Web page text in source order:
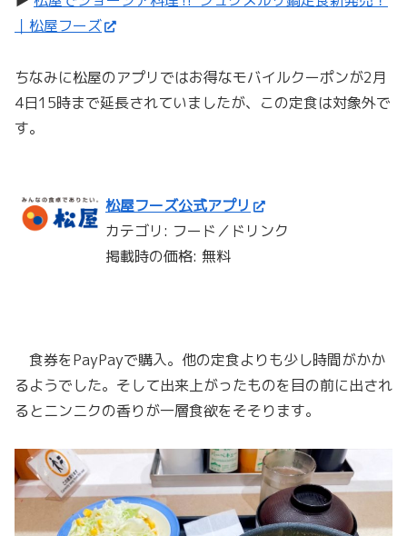
｜松屋フーズ
ちなみに松屋のアプリではお得なモバイルクーポンが2月
4日15時まで延長されていましたが、この定食は対象外で
す。
松屋フーズ公式アプリ
カテゴリ: フード／ドリンク
掲載時の価格: 無料
食券をPayPayで購入。他の定食よりも少し時間がかか
るようでした。そして出来上がったものを目の前に出され
るとニンニクの香りが一層食欲をそそります。